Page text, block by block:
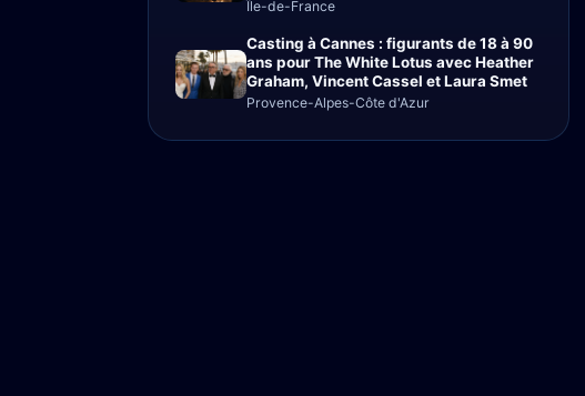
Île-de-France
Casting à Cannes : figurants de 18 à 90
ans pour The White Lotus avec Heather
Graham, Vincent Cassel et Laura Smet
Provence-Alpes-Côte d'Azur